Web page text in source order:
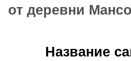
от деревни
Название